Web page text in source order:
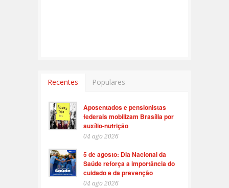
Recentes Populares
Aposentados e pensionistas
federais mobilizam Brasília por
auxílio-nutrição
04 ago 2026
5 de agosto: Dia Nacional da
Saúde reforça a importância do
cuidado e da prevenção
04 ago 2026